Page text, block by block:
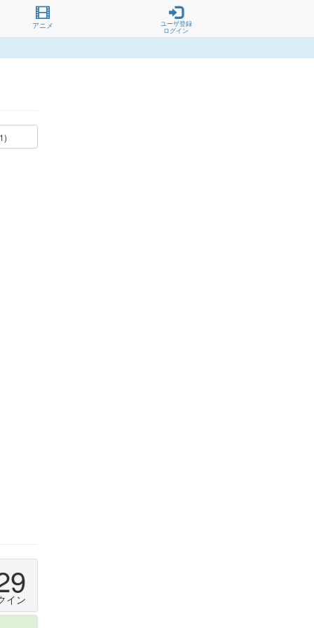
アニメ
ユーザ登録
ログイン
イン